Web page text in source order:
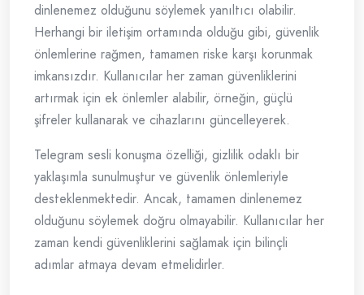
dinlenemez olduğunu söylemek yanıltıcı olabilir.
Herhangi bir iletişim ortamında olduğu gibi, güvenlik
önlemlerine rağmen, tamamen riske karşı korunmak
imkansızdır. Kullanıcılar her zaman güvenliklerini
artırmak için ek önlemler alabilir, örneğin, güçlü
şifreler kullanarak ve cihazlarını güncelleyerek.
Telegram sesli konuşma özelliği, gizlilik odaklı bir
yaklaşımla sunulmuştur ve güvenlik önlemleriyle
desteklenmektedir. Ancak, tamamen dinlenemez
olduğunu söylemek doğru olmayabilir. Kullanıcılar her
zaman kendi güvenliklerini sağlamak için bilinçli
adımlar atmaya devam etmelidirler.